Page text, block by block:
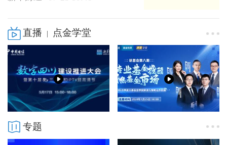
直播 点金学堂
专题